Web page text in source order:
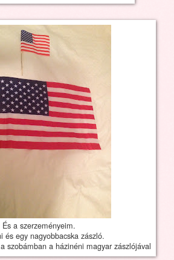
És a szerzeményeim.
és egy nagyobbacska zászló.
szobámban a házinéni magyar zászlójával